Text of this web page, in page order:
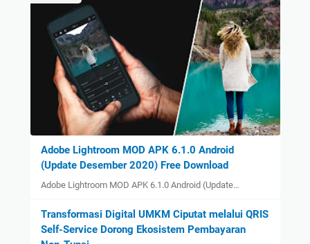
Adobe Lightroom MOD APK 6.1.0 Android
(Update Desember 2020) Free Download
Adobe Lightroom MOD APK 6.1.0 Android (Update…
Transformasi Digital UMKM Ciputat melalui QRIS
Self-Service Dorong Ekosistem Pembayaran